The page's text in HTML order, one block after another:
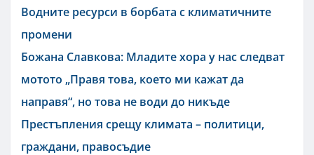
Водните ресурси в борбата с климатичните
промени
Божана Славкова: Младите хора у нас следват
мотото „Правя това, което ми кажат да
направя“, но това не води до никъде
Престъпления срещу климата – политици,
граждани, правосъдие